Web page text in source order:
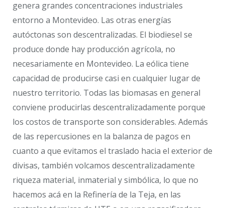
genera grandes concentraciones industriales
entorno a Montevideo. Las otras energías
autóctonas son descentralizadas. El biodiesel se
produce donde hay producción agrícola, no
necesariamente en Montevideo. La eólica tiene
capacidad de producirse casi en cualquier lugar de
nuestro territorio. Todas las biomasas en general
conviene producirlas descentralizadamente porque
los costos de transporte son considerables. Además
de las repercusiones en la balanza de pagos en
cuanto a que evitamos el traslado hacia el exterior de
divisas, también volcamos descentralizadamente
riqueza material, inmaterial y simbólica, lo que no
hacemos acá en la Refinería de la Teja, en las